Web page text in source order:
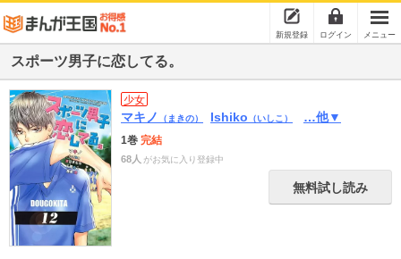
新規登録 ログイン メニュー
スポーツ男子に恋してる。
少女
マキノ （まきの） Ishiko （いしこ） …他▼
1巻 完結
68人 がお気に入り登録中
無料試し読み